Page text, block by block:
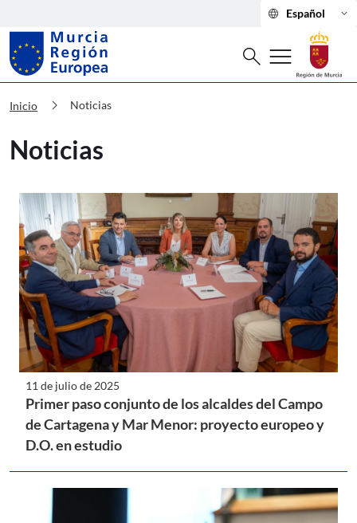
language Español keyboard_arrow_down
Murcia Región Europea Noticias
Buscar
search menu
Inicio chevron_right Noticias
Noticias
11 de julio de 2025
Primer paso conjunto de los alcaldes del Campo
de Cartagena y Mar Menor: proyecto europeo y
D.O. en estudio